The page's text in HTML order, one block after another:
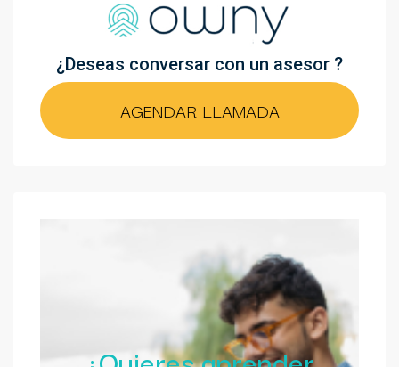
¿Deseas conversar con un asesor ?
AGENDAR LLAMADA